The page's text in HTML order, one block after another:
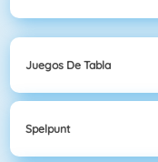
Juegos De Tabla
Spelpunt